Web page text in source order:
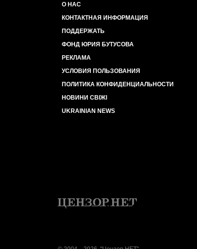
О НАС
КОНТАКТНАЯ ИНФОРМАЦИЯ
ПОДДЕРЖАТЬ
ФОНД ЮРИЯ БУТУСОВА
РЕКЛАМА
УСЛОВИЯ ПОЛЬЗОВАНИЯ
ПОЛИТИКА КОНФИДЕНЦИАЛЬНОСТИ
НОВИНИ СВІЖІ
UKRAINIAN NEWS